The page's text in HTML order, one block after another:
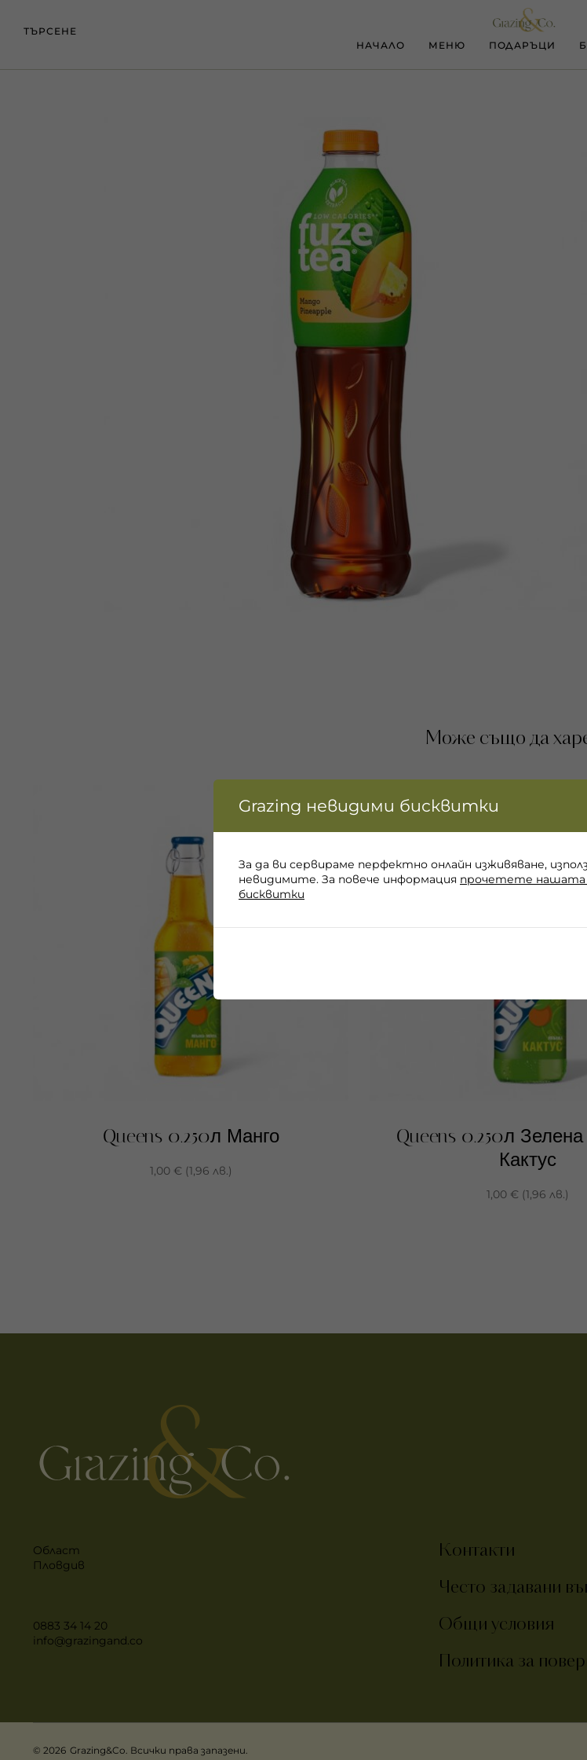
ТЪРСЕНЕ
НАЧАЛО
МЕНЮ ПОДАРЪЦИ
Може също да
Queens 0.250л Манго
1,00 € (1,96 лв. )
Queens 0.250л
Кактус
1,00 € (1,96 лв. )
Област
Пловдив
0883 34 14 20
info@grazingand.co
Контакти
Често задавани
Общи условия
Политика за
© 2026 Grazing&Co. Всички права запазени.
Grazing невидими бисквитки
За да ви сервираме перфектно онлайн изживяване,
невидимите. За повече информация прочетете нашата
бисквитки